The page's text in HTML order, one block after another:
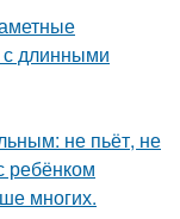
длинными
не пьёт, не
ребёнком
многих.